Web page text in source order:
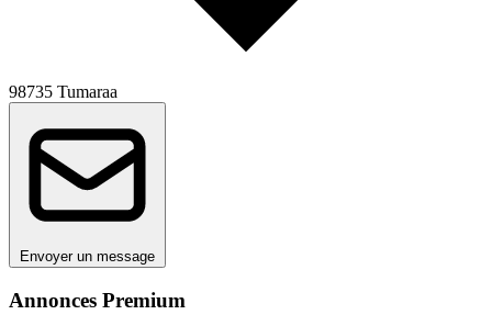
Annonces Premium
98735 Tumaraa
Envoyer un message